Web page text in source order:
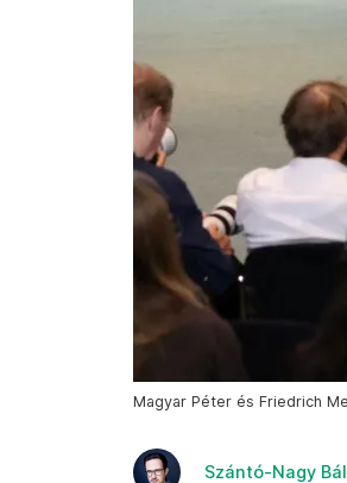
Magyar Péter és Friedrich
Szántó-Nagy